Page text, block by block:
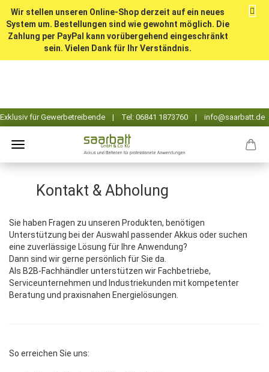
Wir stellen unseren Online-Shop derzeit auf ein neues
System um. Bestellungen sind wie gewohnt möglich. Die
Zahlung per PayPal kann vorübergehend eingeschränkt
sein. Vielen Dank für Ihr Verständnis.
Kontakt & Abholung
Sie haben Fragen zu unseren Produkten, benötigen
Unterstützung bei der Auswahl passender Akkus oder suchen
eine zuverlässige Lösung für Ihre Anwendung?
Dann sind wir gerne persönlich für Sie da.
Als B2B-Fachhändler unterstützen wir Fachbetriebe,
Serviceunternehmen und Industriekunden mit kompetenter
Beratung und praxisnahen Energielösungen.
So erreichen Sie uns: